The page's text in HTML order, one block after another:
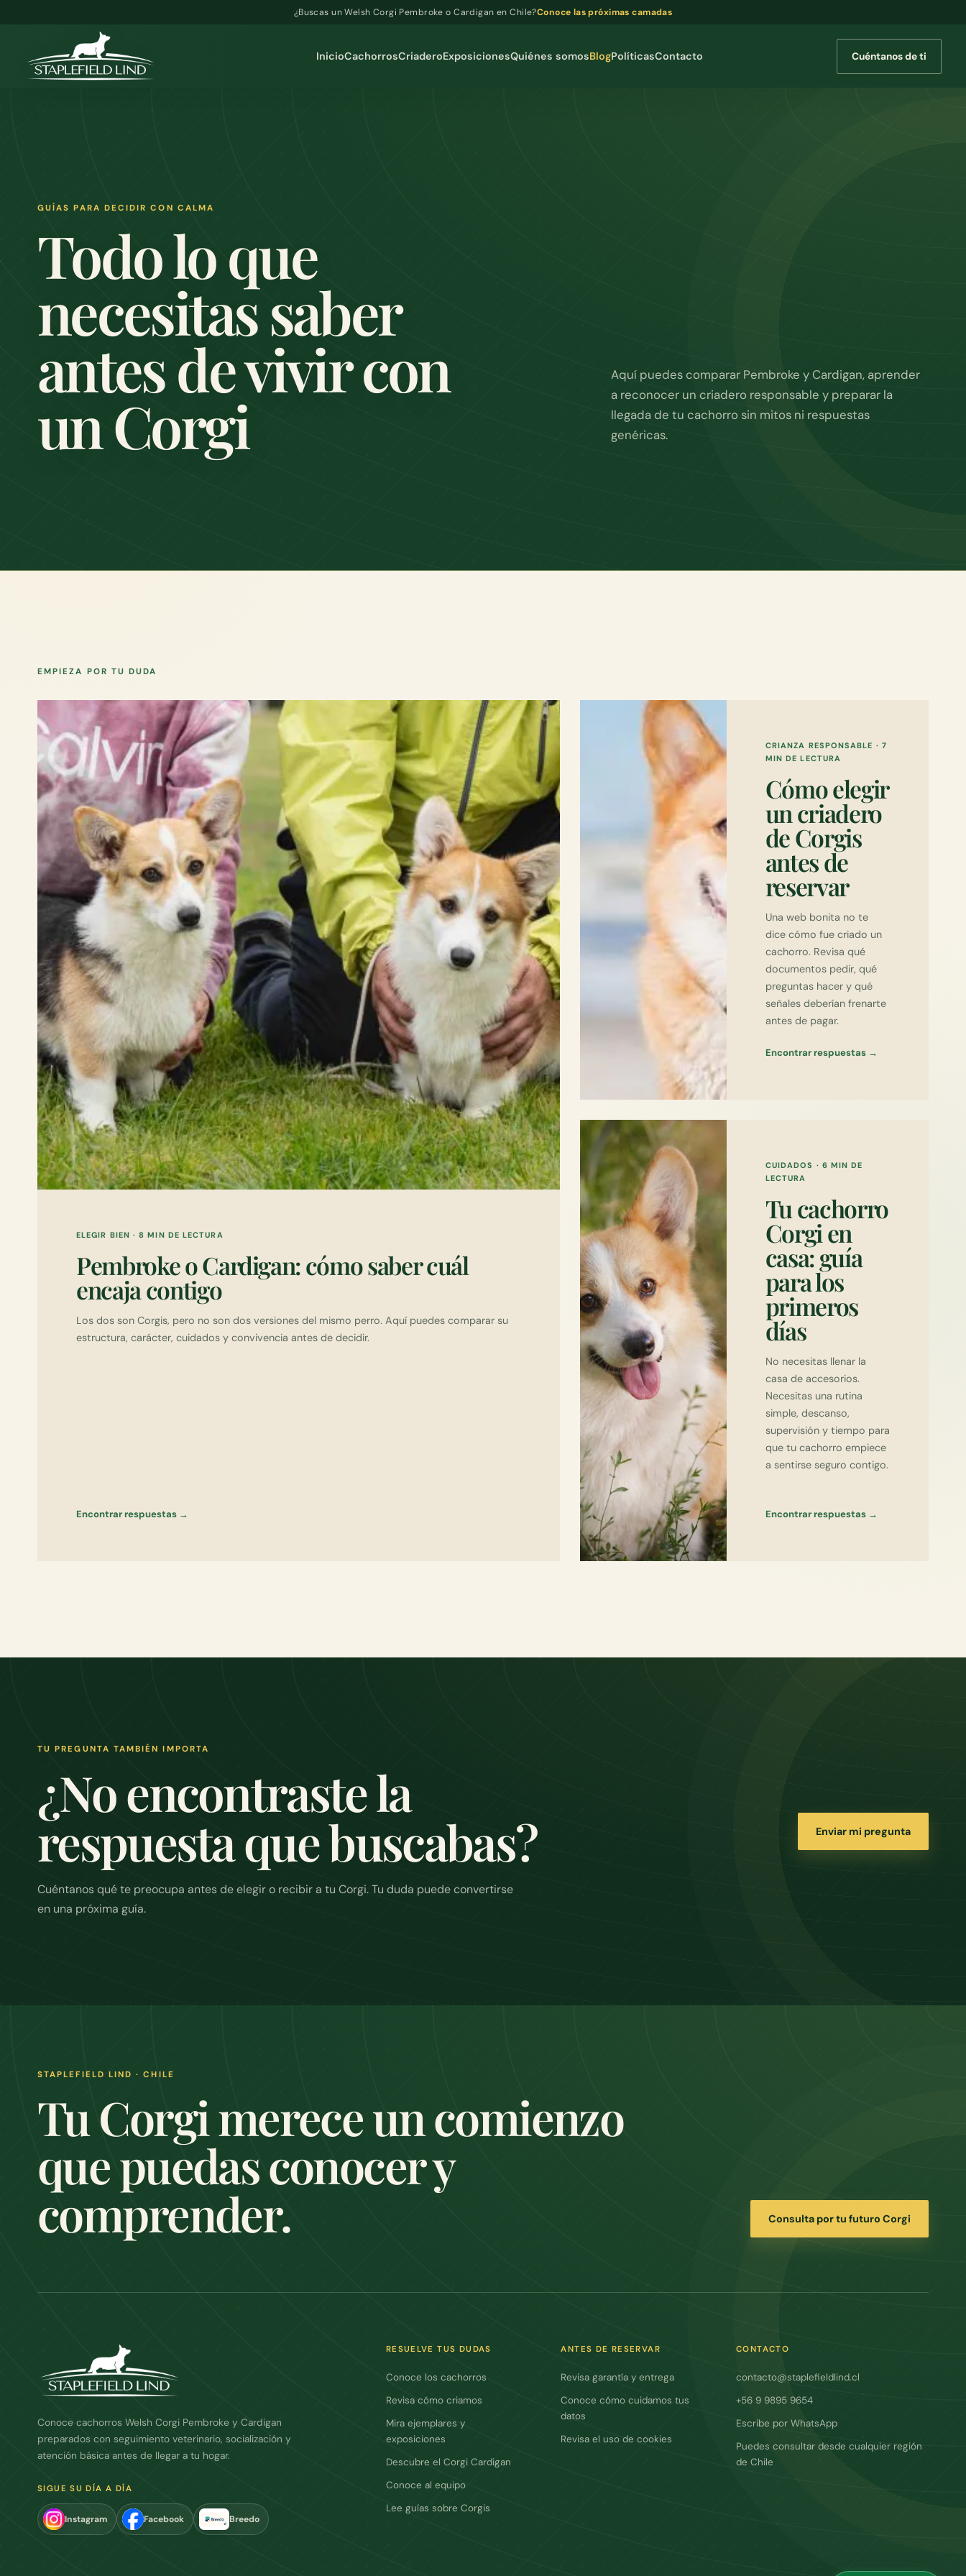
¿Buscas un Welsh Corgi Pembroke o Cardigan en Chile?Conoce las próximas camadas
InicioCachorrosCriaderoExposicionesQuiénes somosBlogPolíticasContacto Cuéntanos de ti
GUÍAS PARA DECIDIR CON CALMA
Todo lo que
necesitas saber
antes de vivir con
un Corgi
Aquí puedes comparar Pembroke y Cardigan, aprender
a reconocer un criadero responsable y preparar la
llegada de tu cachorro sin mitos ni respuestas
genéricas.
EMPIEZA POR TU DUDA
ELEGIR BIEN ·8 MIN DE LECTURA
Pembroke o Cardigan: cómo saber cuál
encaja contigo
Los dos son Corgis, pero no son dos versiones del mismo perro. Aquí puedes comparar su
estructura, carácter, cuidados y convivencia antes de decidir.
Encontrar respuestas →
CRIANZA RESPONSABLE · 7
MIN DE LECTURA
Cómo elegir
un criadero
de Corgis
antes de
reservar
Una web bonita no te
dice cómo fue criado un
cachorro. Revisa qué
documentos pedir, qué
preguntas hacer y qué
señales deberían frenarte
antes de pagar.
Encontrar respuestas →
CUIDADOS · 6 MIN DE
LECTURA
Tu cachorro
Corgi en
casa: guía
para los
primeros
días
No necesitas llenar la
casa de accesorios.
Necesitas una rutina
simple, descanso,
supervisión y tiempo para
que tu cachorro empiece
a sentirse seguro contigo.
Encontrar respuestas →
TU PREGUNTA TAMBIÉN IMPORTA
¿No encontraste la
respuesta que buscabas?
Cuéntanos qué te preocupa antes de elegir o recibir a tu Corgi. Tu duda puede convertirse
en una próxima guía.
Enviar mi pregunta
STAPLEFIELD LIND · CHILE
Tu Corgi merece un comienzo
que puedas conocer y
comprender. Consulta por tu futuro Corgi
Conoce cachorros Welsh Corgi Pembroke y Cardigan
preparados con seguimiento veterinario, socialización y
atención básica antes de llegar a tu hogar.
SIGUE SU DÍA A DÍA
Instagram Facebook Breedo
RESUELVE TUS DUDAS
Conoce los cachorros
Revisa cómo criamos
Mira ejemplares y
exposiciones
Descubre el Corgi Cardigan
Conoce al equipo
Lee guías sobre Corgis
ANTES DE RESERVAR
Revisa garantía y entrega
Conoce cómo cuidamos tus
datos
Revisa el uso de cookies
CONTACTO
contacto@staplefieldlind.cl
+56 9 9895 9654
Escribe por WhatsApp
Puedes consultar desde cualquier región
de Chile